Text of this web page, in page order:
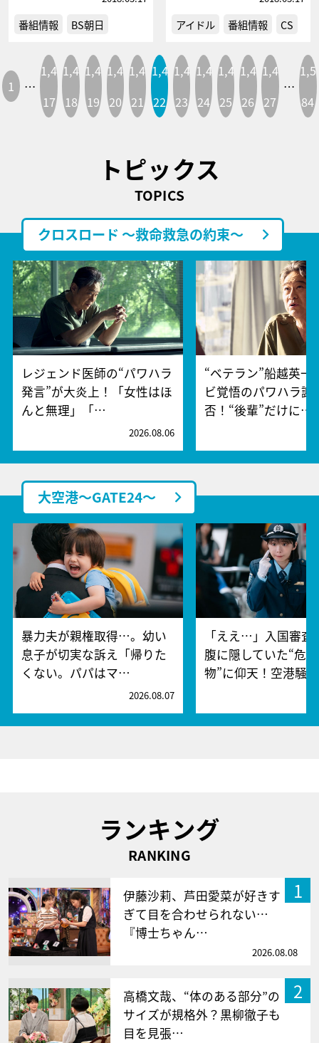
番組情報 BS朝日 アイドル 番組情報 CS
1 …
1,4
17
1,4
18
1,4
19
1,4
20
1,4
21
1,4
22
1,4
23
1,4
24
1,4
25
1,4
26
1,4
27
…
1,5
84
トピックス
TOPICS
クロスロード ～救命救急の約束～
レジェンド医師の“パワハラ
発言”が大炎上！「女性はほ
んと無理」「…
2026.08.06
“ベテラン”船越英一
ビ覚悟のパワハラ謝
否！“後輩”だけに…
大空港～GATE24～
暴力夫が親権取得…。幼い
息子が切実な訴え「帰りた
くない。パパはマ…
2026.08.07
「ええ…」入国審査
腹に隠していた“危
物”に仰天！空港騒
ランキング
RANKING
1
伊藤沙莉、芦田愛菜が好きす
ぎて目を合わせられない…
『博士ちゃん…
2026.08.08
2
高橋文哉、“体のある部分”の
サイズが規格外？黒柳徹子も
目を見張…